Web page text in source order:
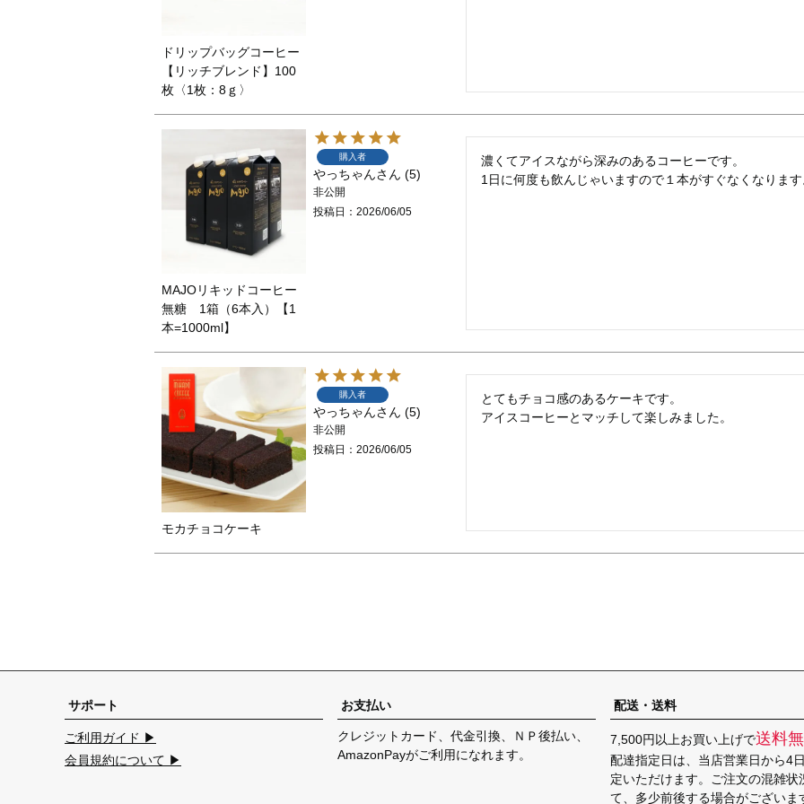
ドリップバッグコーヒー
【リッチブレンド】100
枚〈1枚：8ｇ〉
MAJOリキッドコーヒー
無糖 1箱（6本入）【1
本=1000ml】
購入者
やっちゃん 5
非公開
投稿日
2026/06/05
濃くてアイスながら深みのあるコーヒーです。
1日に何度も飲んじゃいますので１本がすぐなくなりま
モカチョコケーキ
購入者
やっちゃん 5
非公開
投稿日
2026/06/05
とてもチョコ感のあるケーキです。
アイスコーヒーとマッチして楽しみました。
サポート
ご利用ガイド ▶
会員規約について ▶
お支払い
クレジットカード、代金引換、ＮＰ後払い、
AmazonPayがご利用になれます。
配送・送料
7,500円以上お買い上げで送料
配達指定日は、当店営業日から4
定いただけます。ご注文の混雑状
て、多少前後する場合がございま